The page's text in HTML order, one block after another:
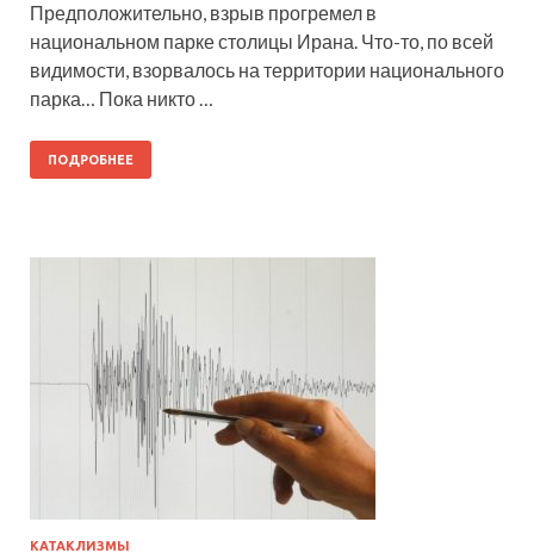
Предположительно, взрыв прогремел в
национальном парке столицы Ирана. Что-то, по всей
видимости, взорвалось на территории национального
парка… Пока никто …
ПОДРОБНЕЕ
КАТАКЛИЗМЫ